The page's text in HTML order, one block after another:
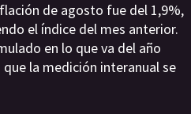
de agosto fue del 1,9%,
el índice del mes anterior.
en lo que va del año
la medición interanual se